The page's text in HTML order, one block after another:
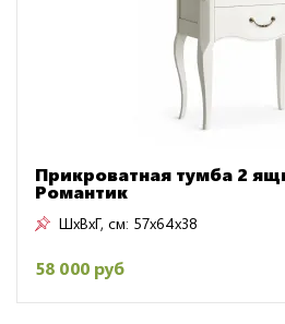
Прикроватная тумба 2
Романтик
ШxВxГ, см: 57x64x38
58 000 руб